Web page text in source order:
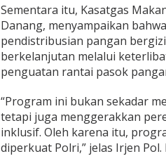
e
r
a
s
i
p
d
a
2
0
2
Sementara itu, Kasatgas
Danang, menyampaikan
pendistribusian pangan
berkelanjutan melalui
penguatan rantai pasok
“Program ini bukan sekadar
tetapi juga menggerakkan
inklusif. Oleh karena itu,
diperkuat Polri,” jelas Irjen